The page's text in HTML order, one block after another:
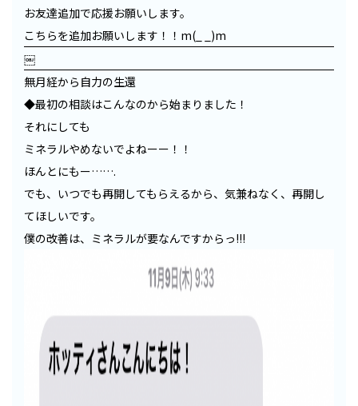
お友達追加で応援お願いします。
こちらを追加お願いします！！ m(_ _)m
￼
無月経から自力の生還
◆最初の相談はこんなのから始まりました！
それにしても
ミネラルやめないでよねーー！！
ほんとにもー…….
でも、いつでも再開してもらえるから、気兼ねなく、再開し
てほしいです。
僕の改善は、ミネラルが要なんですからっ!!!